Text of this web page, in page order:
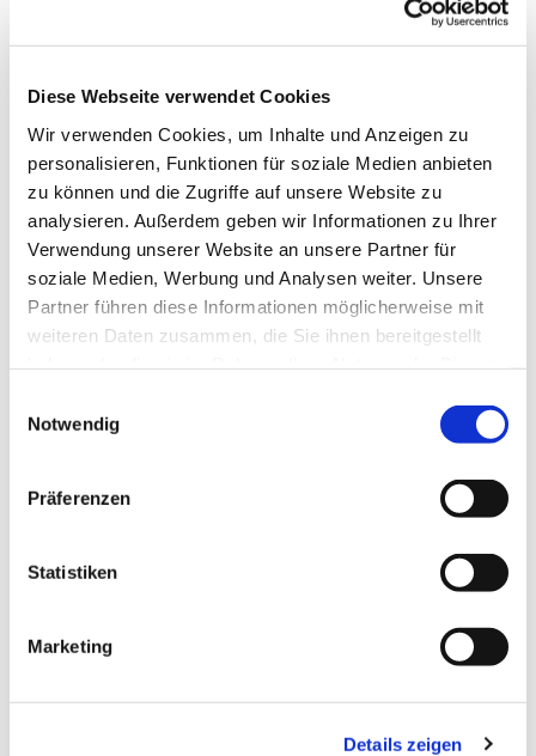
Diese Webseite verwendet Cookies
Wir verwenden Cookies, um Inhalte und Anzeigen zu
personalisieren, Funktionen für soziale Medien anbieten
zu können und die Zugriffe auf unsere Website zu
analysieren. Außerdem geben wir Informationen zu Ihrer
Verwendung unserer Website an unsere Partner für
soziale Medien, Werbung und Analysen weiter. Unsere
Partner führen diese Informationen möglicherweise mit
weiteren Daten zusammen, die Sie ihnen bereitgestellt
Notwendig
Präferenzen
Statistiken
Marketing
Details zeigen
Dies könnte Sie auch